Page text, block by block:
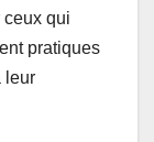
qui
pratiques
leur